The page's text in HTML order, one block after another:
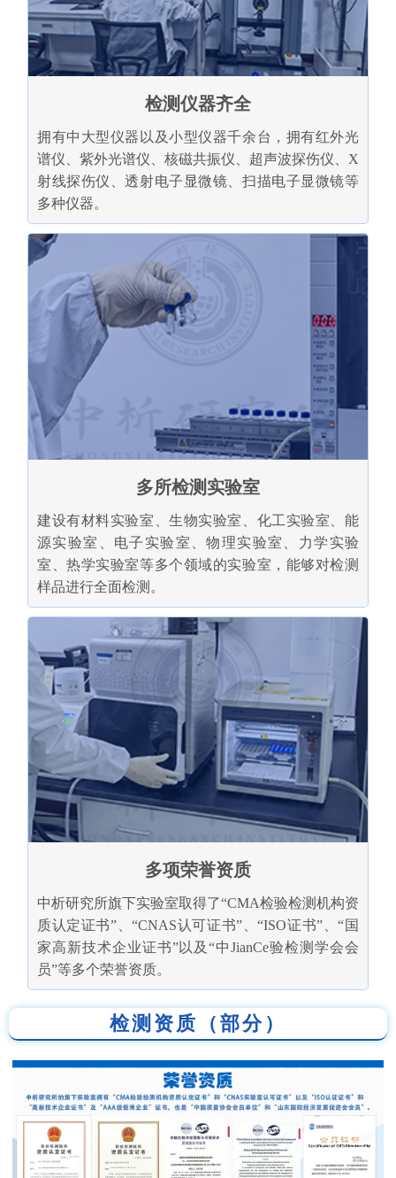
检测仪器齐全
拥有中大型仪器以及小型仪器千余台，拥有红外光
谱仪、紫外光谱仪、核磁共振仪、超声波探伤仪、X
射线探伤仪、透射电子显微镜、扫描电子显微镜等
多种仪器。
多所检测实验室
建设有材料实验室、生物实验室、化工实验室、能
源实验室、电子实验室、物理实验室、力学实验
室、热学实验室等多个领域的实验室，能够对检测
样品进行全面检测。
多项荣誉资质
中析研究所旗下实验室取得了“CMA检验检测机构资
质认定证书”、“CNAS认可证书”、“ISO证书”、“国
家高新技术企业证书”以及“中JianCe验检测学会会
员”等多个荣誉资质。
检测资质（部分）